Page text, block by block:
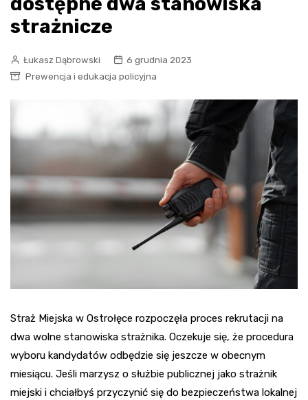
strażnicze
Łukasz Dąbrowski
6 grudnia 2023
Prewencja i edukacja policyjna
Straż Miejska w Ostrołęce rozpoczęła proces rekrutacji na
dwa wolne stanowiska strażnika. Oczekuje się, że procedura
wyboru kandydatów odbędzie się jeszcze w obecnym
miesiącu. Jeśli marzysz o służbie publicznej jako strażnik
miejski i chciałbyś przyczynić się do bezpieczeństwa lokalnej